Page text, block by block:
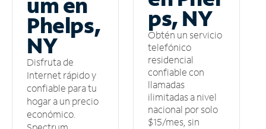
Phelps,
NY
Disfruta de
Internet rápido y
confiable para tu
hogar a un precio
económico.
ps, NY
Obtén un servicio
telefónico
residencial
confiable con
llamadas
ilimitadas a nivel
nacional por solo
$15/mes, sin